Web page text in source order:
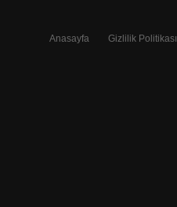
Anasayfa Gizlilik Politikası